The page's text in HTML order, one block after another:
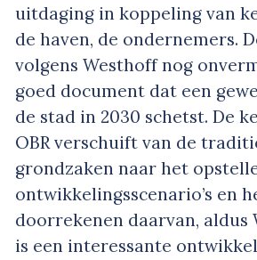
uitdaging in koppeling van
de haven, de ondernemers.
volgens Westhoff nog
goed document dat een
de stad in 2030 schetst. De
OBR verschuift van de
grondzaken naar het
ontwikkelingsscenario’s en
doorrekenen daarvan, aldus
is een interessante